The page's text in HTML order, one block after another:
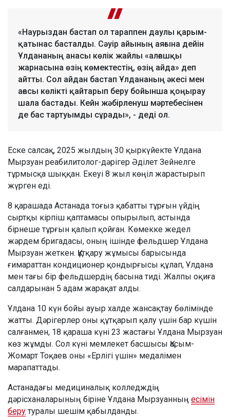
«Наурыздан бастап ол тараппен даулы қарым-
қатынас басталды. Сәуір айының аяғына дейін
Ұлдананың анасы көлік жайлы «алғашқы
жарнасына өзің көмектестің, өзің айда» деп
айтты. Сол айдан бастап Ұлдананың әкесі мен
ағасы көлікті қайтарып беру бойынша қоңырау
шала бастады. Кейн жәбірленуш мәртебесінен
де бас тартуымды сұрады», - деді ол.
Еске салсақ, 2025 жылдың 30 қыркүйекте Ұлдана
Мырзуан реабилитолог-дәрігер Әділет Зейнелге
тұрмысқа шыққан. Екеуі 8 жыл көңіл жарастырып
жүрген еді.
8 қарашада Астанада тоғыз қабатты тұрғын үйдің
сыртқы кірпіш қаптамасы опырылып, астында
бірнеше тұрғын қалып қойған. Көмекке жедел
жәрдем бригадасы, оның ішінде фельдшер Ұлдана
Мырзуан жеткен. Құтқару жұмысы барысында
ғимараттан кондиционер қондырғысы құлап, Ұлдана
мен тағы бір фельдшердің басына тиді. Жалпы оқиға
салдарынан 5 адам жарақат алды.
Ұлдана 10 күн бойы ауыр халде жансақтау бөлімінде
жатты. Дәрігерлер оны құтқарып қалу үшін бар күшін
салғанмен, 18 қараша күні 23 жастағы Ұлдана Мырзуан
көз жұмды. Сол күні мемлекет басшысы Қасым-
Жомарт Тоқаев оны «Ерлігі үшін» медалімен
марапаттады.
Астанадағы медициналық колледждің
дәрісханаларының біріне Ұлдана Мырзуанның есімін
беру туралы шешім қабылданды.